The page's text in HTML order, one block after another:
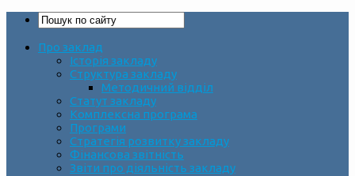
Про заклад
Історія закладу
Структура закладу
Методичний відділ
Статут закладу
Комплексна програма
Програми
Стратегія розвитку закладу
Фінансова звітність
Звіти про діяльність закладу